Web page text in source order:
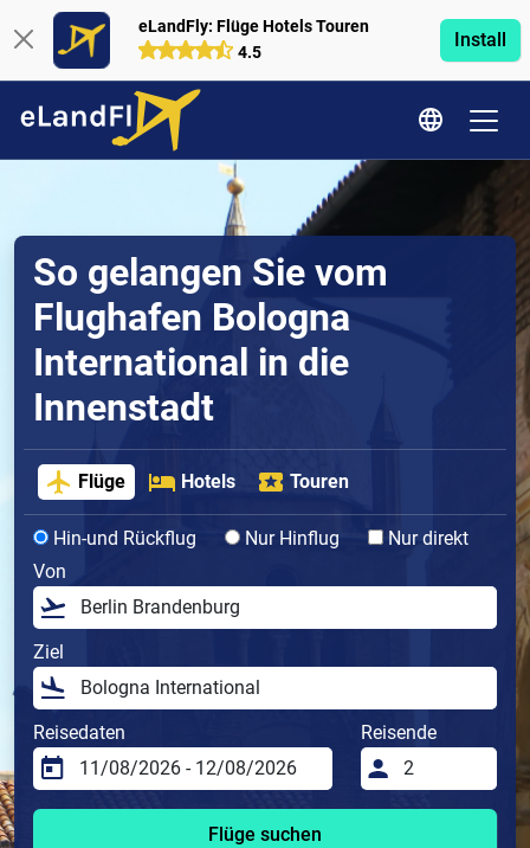
eLandFly: Flüge Hotels Touren
4.5
Install
So gelangen Sie vom
Flughafen Bologna
International in die
Innenstadt
Flüge Hotels Touren
Hin-und Rückflug Nur Hinflug
Nur direkt
Von
Ziel
Reisedaten Reisende
Flüge suchen